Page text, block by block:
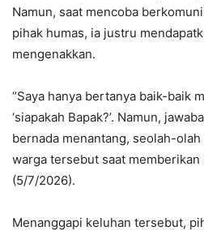
Namun, saat mencoba
pihak humas, ia justru
mengenakkan.
“Saya hanya bertanya baik-baik
‘siapakah Bapak?’. Namun,
bernada menantang, seolah-
warga tersebut saat
(5/7/2026).
Menanggapi keluhan tersebut,